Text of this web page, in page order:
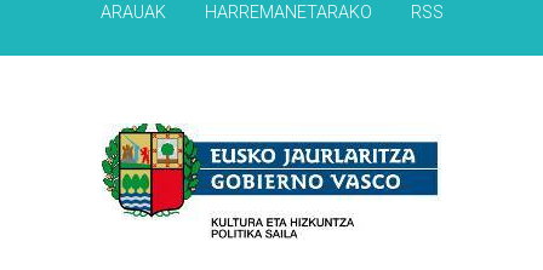
ARAUAK HARREMANETARAKO RSS